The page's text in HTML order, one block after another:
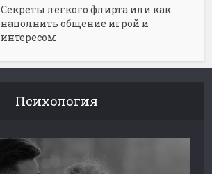
Секреты легкого флирта или как
наполнить общение игрой и
интересом
Психология